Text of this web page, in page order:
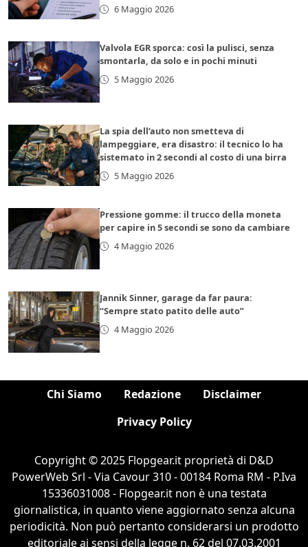
6 Maggio 2026
Valvola EGR sporca: così la pulisci, senza
smontarla, da solo e in pochi minuti
5 Maggio 2026
La spia dell’auto non smetteva di
lampeggiare, era disastro: il tecnico lo ha
sistemato in 2 secondi al costo di una birra
5 Maggio 2026
Pressione gomme: il trucco della moneta
per capire in 5 secondi se sono da cambiare
4 Maggio 2026
Jannik Sinner, garage da far paura:
“Sempre stato patito delle auto”
4 Maggio 2026
Chi Siamo Redazione
Disclaimer
Privacy Policy
Copyright © 2025 Flopgear.it proprietà di D&D
PowerWeb Srl - Via Cavour 310 - 00184 Roma RM - P.Iva
15336031008 - Flopgear.it non è una testata
giornalistica, in quanto viene aggiornato senza alcuna
periodicità. Non può pertanto considerarsi un prodotto
editoriale ai sensi della legge n. 62 del 07.03.2001